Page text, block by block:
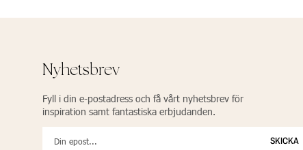
Nyhetsbrev
Fyll i din e-postadress och få vårt nyhetsbrev för
inspiration samt fantastiska erbjudanden.
SKICKA